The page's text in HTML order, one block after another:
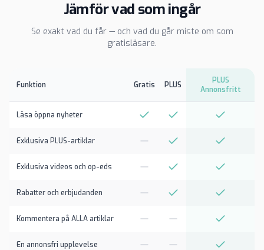
Jämför vad som ingår
Se exakt vad du får — och vad du går miste om som
gratisläsare.
Funktion Gratis PLUS
PLUS
Annonsfritt
Läsa öppna nyheter
Exklusiva PLUS-artiklar
Exklusiva videos och op-eds
Rabatter och erbjudanden
Kommentera på ALLA artiklar
En annonsfri upplevelse